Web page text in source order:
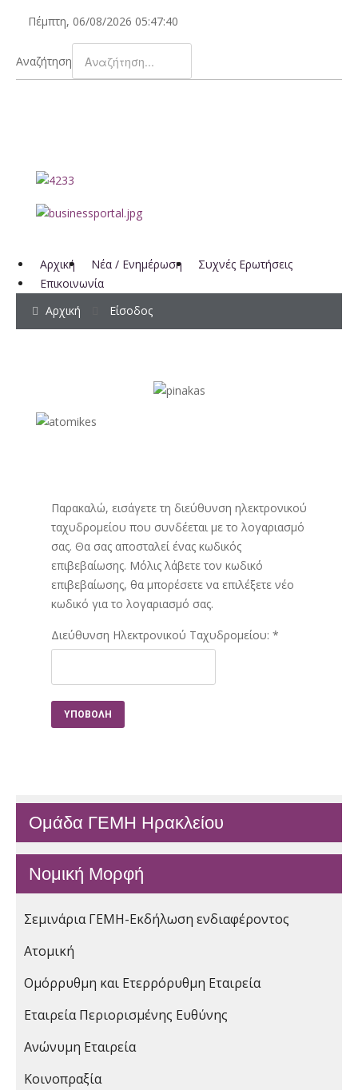
Πέμπτη, 06/08/2026 05:47:40
Αναζήτηση
Αρχική Νέα / Ενημέρωση
Συχνές Ερωτήσεις
Επικοινωνία
Αρχική
Είσοδος
Παρακαλώ, εισάγετε τη διεύθυνση ηλεκτρονικού
ταχυδρομείου που συνδέεται με το λογαριασμό
σας. Θα σας αποσταλεί ένας κωδικός
επιβεβαίωσης. Μόλις λάβετε τον κωδικό
επιβεβαίωσης, θα μπορέσετε να επιλέξετε νέο
κωδικό για το λογαριασμό σας.
Διεύθυνση Ηλεκτρονικού Ταχυδρομείου: *
ΥΠΟΒΟΛΉ
Ομάδα ΓΕΜΗ Ηρακλείου
Νομική Μορφή
Σεμινάρια ΓΕΜΗ-Εκδήλωση ενδιαφέροντος
Ατομική
Ομόρρυθμη και Ετερρόρυθμη Εταιρεία
Εταιρεία Περιορισμένης Ευθύνης
Ανώνυμη Εταιρεία
Κοινοπραξία